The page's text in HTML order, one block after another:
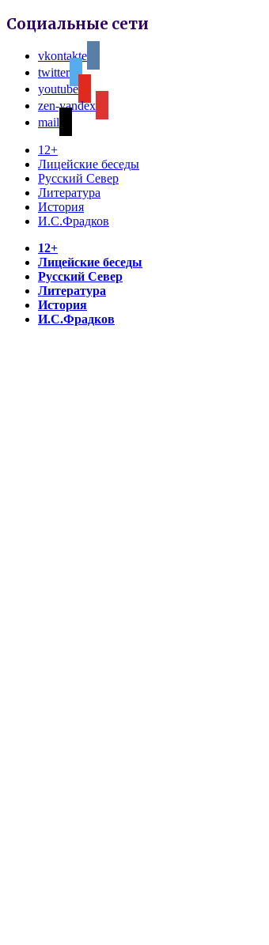
Социальные сети
vkontakte
twitter
youtube
zen-yandex
mail
12+
Лицейские беседы
Русский Север
Литература
История
И.С.Фрадков
12+
Лицейские беседы
Русский Север
Литература
История
И.С.Фрадков